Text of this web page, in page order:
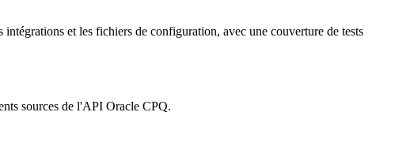
et les fichiers de configuration, avec une couverture de tests
sources de l'API Oracle CPQ.